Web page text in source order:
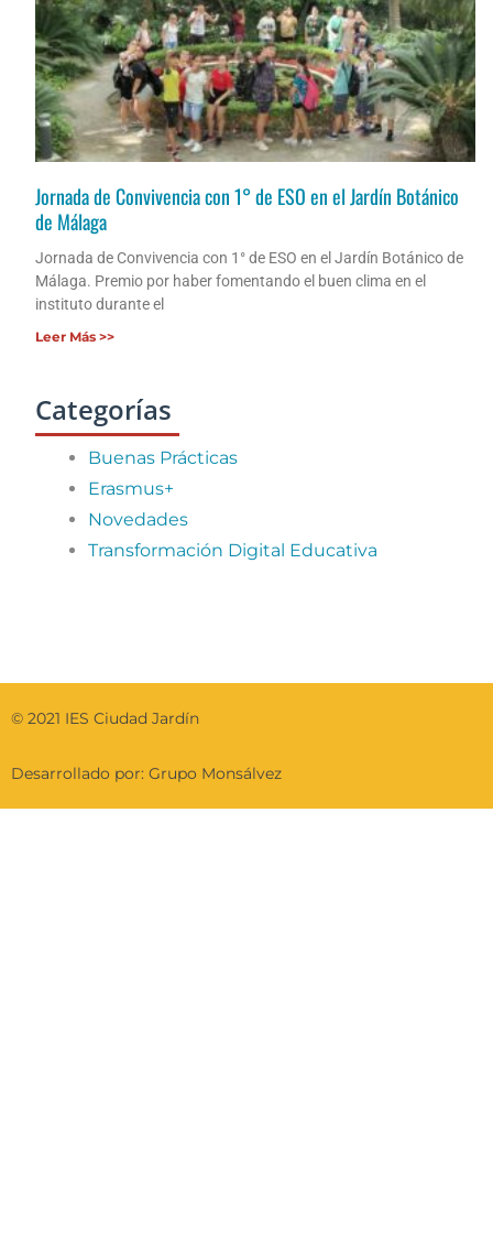
Jornada de Convivencia con 1° de ESO en el Jardín Botánico
de Málaga
Jornada de Convivencia con 1° de ESO en el Jardín Botánico de
Málaga. Premio por haber fomentando el buen clima en el
instituto durante el
Leer Más >>
Categorías
Buenas Prácticas
Erasmus+
Novedades
Transformación Digital Educativa
© 2021 IES Ciudad Jardín
Desarrollado por: Grupo Monsálvez​